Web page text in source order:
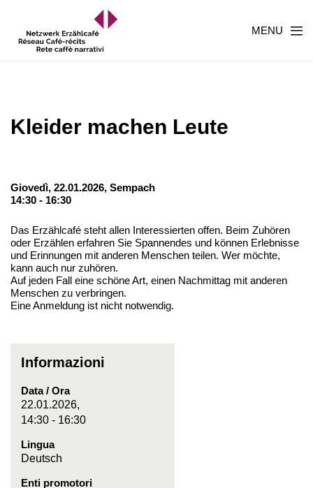
MENU
Kleider machen Leute
Giovedì, 22.01.2026, Sempach
14:30 - 16:30
Das Erzählcafé steht allen Interessierten offen. Beim Zuhören
oder Erzählen erfahren Sie Spannendes und können Erlebnisse
und Erinnungen mit anderen Menschen teilen. Wer möchte,
kann auch nur zuhören.
Auf jeden Fall eine schöne Art, einen Nachmittag mit anderen
Menschen zu verbringen.
Eine Anmeldung ist nicht notwendig.
Informazioni
Data / Ora
22.01.2026,
14:30 - 16:30
Lingua
Deutsch
Enti promotori